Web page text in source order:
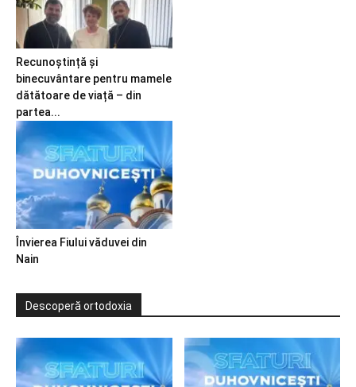
Recunoștință și
binecuvântare pentru mamele
dătătoare de viață – din
partea...
Învierea Fiului văduvei din
Nain
Descoperă ortodoxia